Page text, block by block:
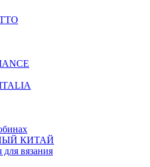
КИТАЙ
вязания